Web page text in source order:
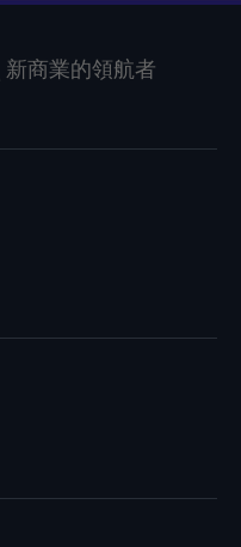
新商業的領航者